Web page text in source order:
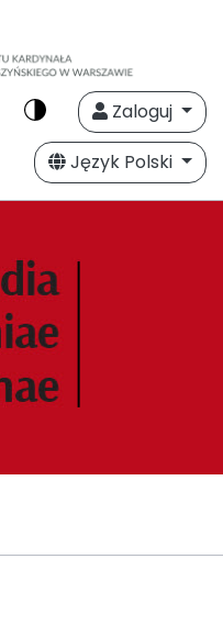
Zaloguj
Język Polski